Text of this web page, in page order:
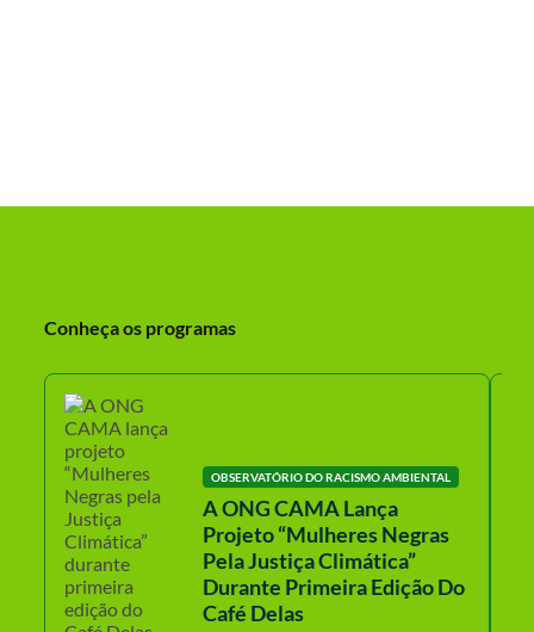
Conheça os programas
OBSERVATÓRIO DO RACISMO AMBIENTAL
A ONG CAMA Lança
Projeto “Mulheres Negras
Pela Justiça Climática”
Durante Primeira Edição Do
Café Delas